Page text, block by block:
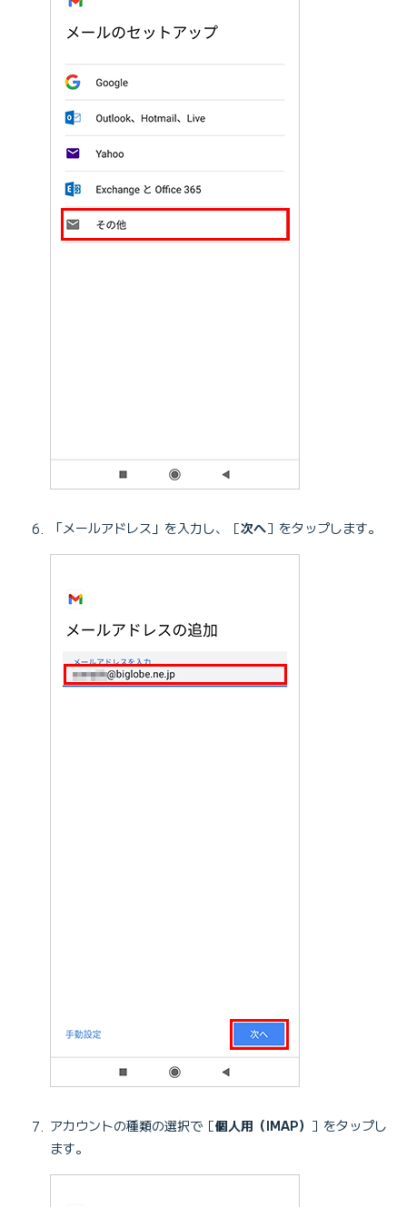
「メールアドレス」を入力し、［次へ］をタップします。
アカウントの種類の選択で［個人用（IMAP） ］をタップし
ます。